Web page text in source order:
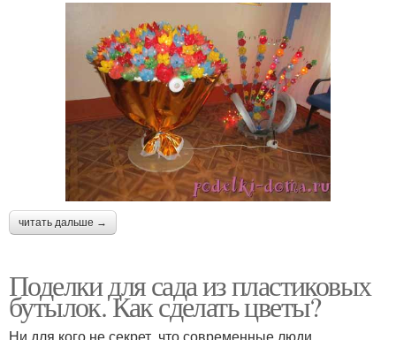
читать дальше →
Поделки для сада из пластиковых
бутылок. Как сделать цветы?